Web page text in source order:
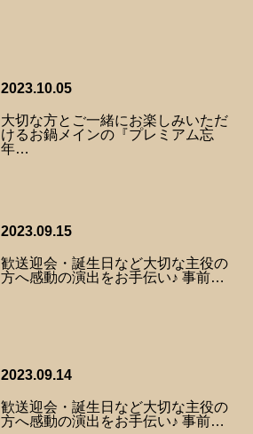
2023.10.05
大切な方とご一緒にお楽しみいただ
けるお鍋メインの『プレミアム忘
年…
2023.09.15
歓送迎会・誕生日など大切な主役の
方へ感動の演出をお手伝い♪ 事前…
2023.09.14
歓送迎会・誕生日など大切な主役の
方へ感動の演出をお手伝い♪ 事前…